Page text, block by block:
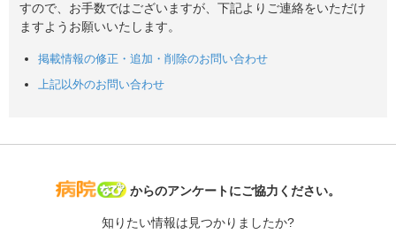
すので、お手数ではございますが、下記よりご連絡をいただけ
ますようお願いいたします。
掲載情報の修正・追加・削除のお問い合わせ
上記以外のお問い合わせ
病院なび
からのアンケートにご協力ください。
知りたい情報は見つかりましたか?